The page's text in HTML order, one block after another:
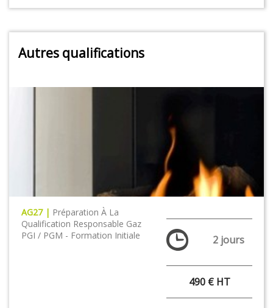
Autres qualifications
AG27 | Préparation À La
Qualification Responsable Gaz
PGI / PGM - Formation Initiale
2 jours
490 € HT